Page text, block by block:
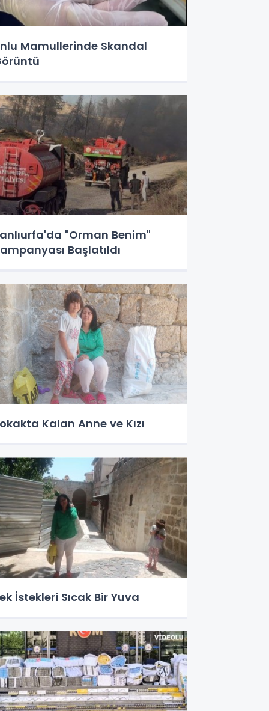
Mamullerinde Skandal
"Orman Benim"
Başlatıldı
Kalan Anne ve Kızı
İstekleri Sıcak Bir Yuva